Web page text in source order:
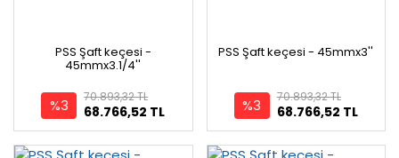
PSS Şaft keçesi -
45mmx3.1/4''
%3 68.766,52 TL
70.893,32 TL
PSS Şaft keçesi - 45mmx3''
%3 68.766,52 TL
70.893,32 TL